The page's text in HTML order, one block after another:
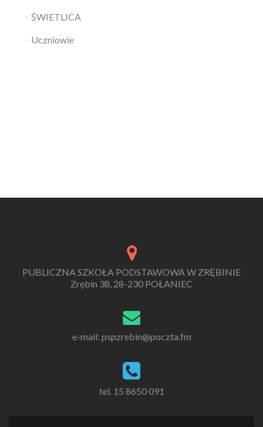
ŚWIETLICA
Uczniowie
PUBLICZNA SZKOŁA PODSTAWOWA W ZRĘBINIE
Zrębin 38, 28-230 POŁANIEC
e-mail: pspzrebin@poczta.fm
tel. 15 8650 091